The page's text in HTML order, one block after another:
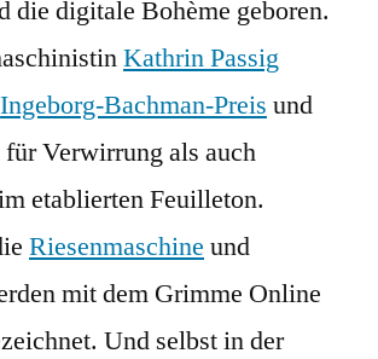
die digitale Bohème geboren.
Kathrin Passig
Ingeborg-Bachman-Preis und
Verwirrung als auch
etablierten Feuilleton.
Riesenmaschine und
mit dem Grimme Online
Und selbst in der